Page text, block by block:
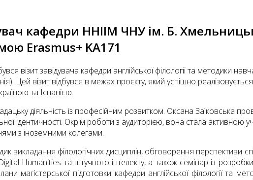
кафедри ННІІМ ЧНУ ім. Б.
Erasmus+ KA171
візит завідувача кафедри англійської філології та методики
Цей візит відбувся в межах проєкту, який успішно
та Іспанією.
діяльність із професійним розвитком. Оксана Заїковська
ідентичності. Окрім роботи з аудиторією, вона стала
з іноземними колегами.
філологічних дисциплін, обговорення перспективи
Humanities та штучного інтелекту, а також семінар із розробки
магістерської підготовки кафедри англійської філології та